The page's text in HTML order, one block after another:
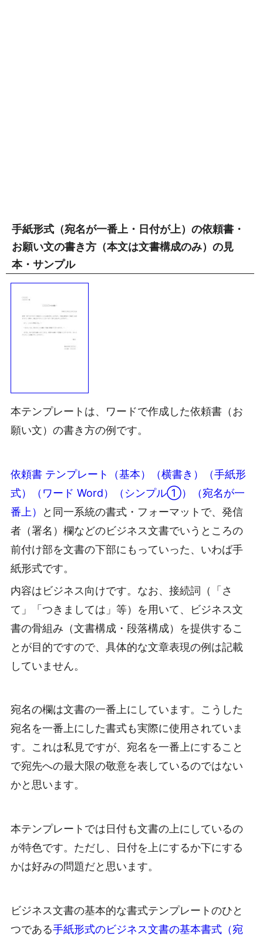
手紙形式（宛名が一番上・日付が上）の依頼書・
お願い文の書き方（本文は文書構成のみ）の見
本・サンプル
本テンプレートは、ワードで作成した依頼書（お
願い文）の書き方の例です。
依頼書 テンプレート（基本）（横書き）（手紙形
式）（ワード Word）（シンプル①）（宛名が一
番上）
と同一系統の書式・フォーマットで、発信
者（署名）欄などのビジネス文書でいうところの
前付け部を文書の下部にもっていった、いわば手
紙形式です。
内容はビジネス向けです。なお、接続詞（「さ
て」「つきましては」等）を用いて、ビジネス文
書の骨組み（文書構成・段落構成）を提供するこ
とが目的ですので、具体的な文章表現の例は記載
していません。
宛名の欄は文書の一番上にしています。こうした
宛名を一番上にした書式も実際に使用されていま
す。これは私見ですが、宛名を一番上にすること
で宛先への最大限の敬意を表しているのではない
かと思います。
本テンプレートでは日付も文書の上にしているの
が特色です。ただし、日付を上にするか下にする
かは好みの問題だと思います。
ビジネス文書の基本的な書式テンプレートのひと
つである手紙形式のビジネス文書の基本書式（宛